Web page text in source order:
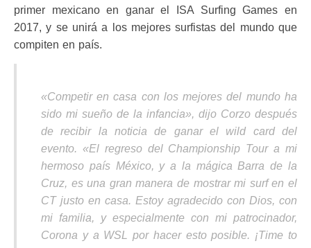
primer mexicano en ganar el ISA Surfing Games en
2017, y se unirá a los mejores surfistas del mundo que
compiten en país.
«Competir en casa con los mejores del mundo ha
sido mi sueño de la infancia», dijo Corzo después
de recibir la noticia de ganar el wild card del
evento. «El regreso del Championship Tour a mi
hermoso país México, y a la mágica Barra de la
Cruz, es una gran manera de mostrar mi surf en el
CT justo en casa. Estoy agradecido con Dios, con
mi familia, y especialmente con mi patrocinador,
Corona y a WSL por hacer esto posible. ¡Time to